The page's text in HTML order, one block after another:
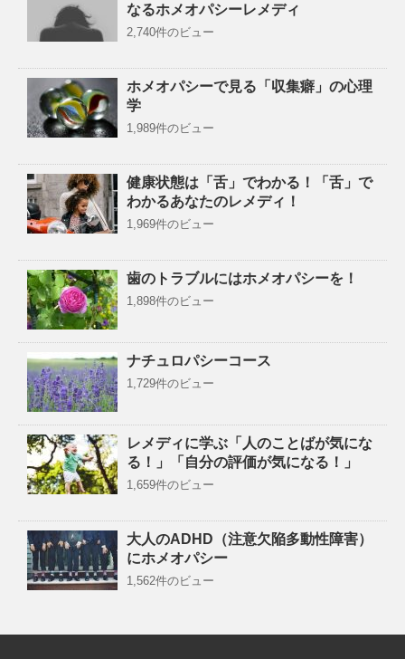
なるホメオパシーレメディ
2,740件のビュー
ホメオパシーで見る「収集癖」の心理
学
1,989件のビュー
健康状態は「舌」でわかる！「舌」で
わかるあなたのレメディ！
1,969件のビュー
歯のトラブルにはホメオパシーを！
1,898件のビュー
ナチュロパシーコース
1,729件のビュー
レメディに学ぶ「人のことばが気にな
る！」「自分の評価が気になる！」
1,659件のビュー
大人のADHD（注意欠陥多動性障害）
にホメオパシー
1,562件のビュー